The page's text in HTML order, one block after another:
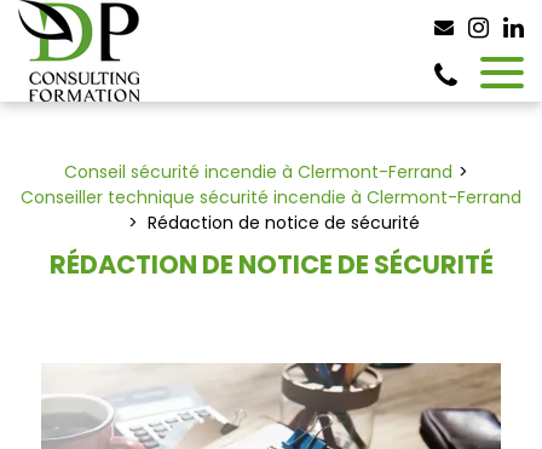
Conseil sécurité incendie à Clermont-Ferrand
Conseiller technique sécurité incendie à Clermont-Ferrand
Rédaction de notice de sécurité
RÉDACTION DE NOTICE DE SÉCURITÉ
Panneau de gestion des cookies